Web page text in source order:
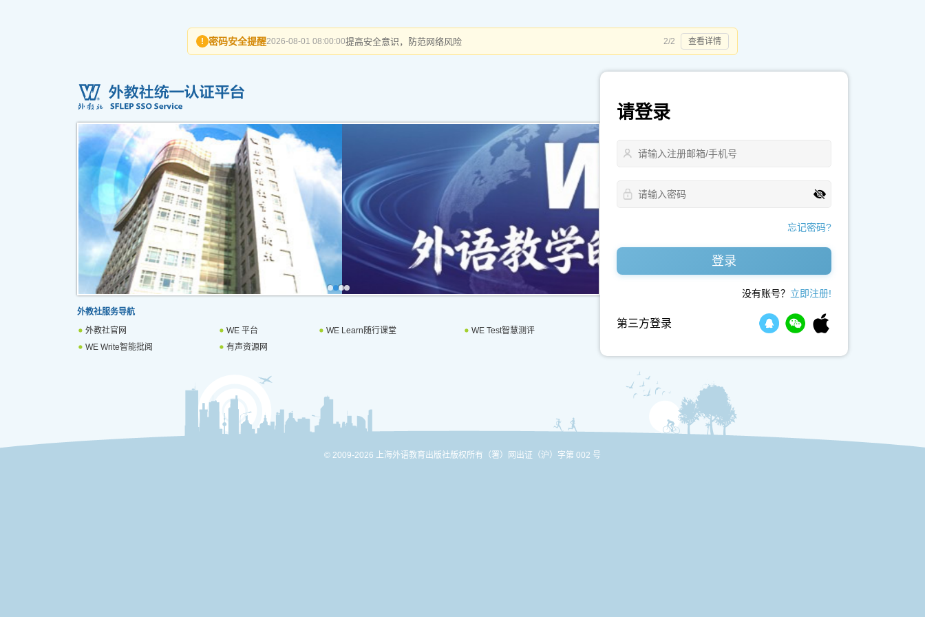
! 密码安全提醒2026-08-01 08:00:00提高安全意识，防范网络风险 2/2 查看详情
外教社服务导航
外教社官网
WE 平台 WE Learn随行课堂
WE Test智慧测评
WE Write智能批阅
有声资源网
请登录
忘记密码?
登录
没有账号？ 立即注册!
第三方登录
© 2009-2026 上海外语教育出版社版权所有 （署）网出证（沪）字第 002 号